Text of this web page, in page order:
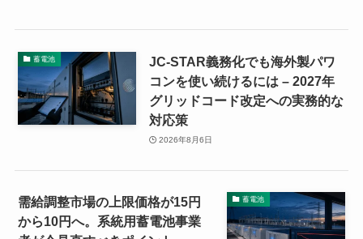
蓄電池
JC-STAR義務化でも海外製パワ
コンを使い続けるには – 2027年
グリッドコード改定への実務的な
対応策
2026年8月6日
蓄電池
需給調整市場の上限価格が15円
から10円へ。系統用蓄電池事業